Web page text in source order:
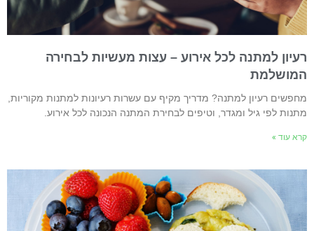
למתנה לכל אירוע – עצות מעשיות לבחירה
רעיון למתנה? מדריך מקיף עם עשרות רעיונות למתנות מקוריות,
לפי גיל ומגדר, וטיפים לבחירת המתנה הנכונה לכל אירוע.
עוד »